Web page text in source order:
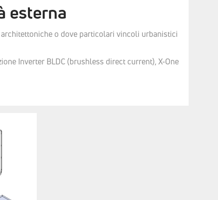
esterna
o dove particolari vincoli urbanistici
Inverter BLDC (brushless direct current), X-One